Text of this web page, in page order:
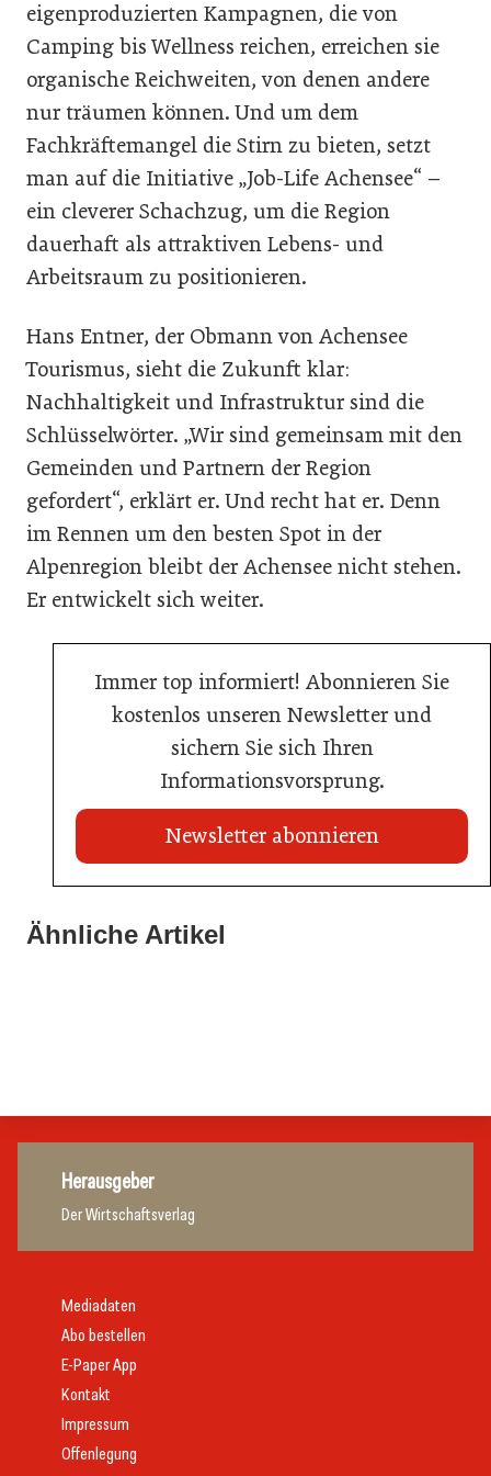
eigenproduzierten Kampagnen, die von
Camping bis Wellness reichen, erreichen sie
organische Reichweiten, von denen andere
nur träumen können. Und um dem
Fachkräftemangel die Stirn zu bieten, setzt
man auf die Initiative „Job-Life Achensee“ –
ein cleverer Schachzug, um die Region
dauerhaft als attraktiven Lebens- und
Arbeitsraum zu positionieren.
Hans Entner, der Obmann von Achensee
Tourismus, sieht die Zukunft klar:
Nachhaltigkeit und Infrastruktur sind die
Schlüsselwörter. „Wir sind gemeinsam mit den
Gemeinden und Partnern der Region
gefordert“, erklärt er. Und recht hat er. Denn
im Rennen um den besten Spot in der
Alpenregion bleibt der Achensee nicht stehen.
Er entwickelt sich weiter.
Immer top informiert! Abonnieren Sie
kostenlos unseren Newsletter und
sichern Sie sich Ihren
Informationsvorsprung.
Newsletter abonnieren
Ähnliche Artikel
Travel Start-up Night 2026: Beste Tourismus-Idee
Herausgeber
Der Wirtschaftsverlag
Mediadaten
Abo bestellen
E-Paper App
Kontakt
Impressum
Offenlegung